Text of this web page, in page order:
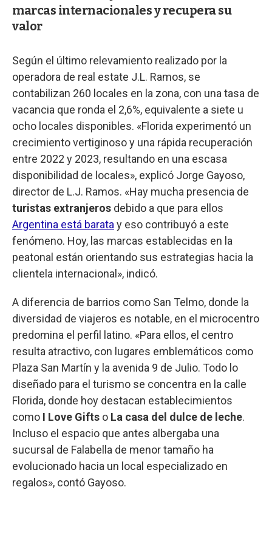
marcas internacionales y recupera su
valor
Según el último relevamiento realizado por la
operadora de real estate J.L. Ramos, se
contabilizan 260 locales en la zona, con una tasa de
vacancia que ronda el 2,6%, equivalente a siete u
ocho locales disponibles. «Florida experimentó un
crecimiento vertiginoso y una rápida recuperación
entre 2022 y 2023, resultando en una escasa
disponibilidad de locales», explicó Jorge Gayoso,
director de L.J. Ramos. «Hay mucha presencia de
turistas extranjeros debido a que para ellos
Argentina está barata y eso contribuyó a este
fenómeno. Hoy, las marcas establecidas en la
peatonal están orientando sus estrategias hacia la
clientela internacional», indicó.
A diferencia de barrios como San Telmo, donde la
diversidad de viajeros es notable, en el microcentro
predomina el perfil latino. «Para ellos, el centro
resulta atractivo, con lugares emblemáticos como
Plaza San Martín y la avenida 9 de Julio. Todo lo
diseñado para el turismo se concentra en la calle
Florida, donde hoy destacan establecimientos
como I Love Gifts o La casa del dulce de leche.
Incluso el espacio que antes albergaba una
sucursal de Falabella de menor tamaño ha
evolucionado hacia un local especializado en
regalos», contó Gayoso.